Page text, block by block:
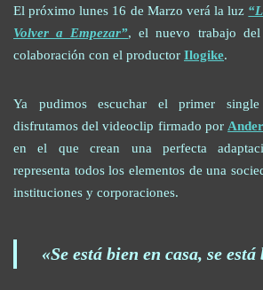
El próximo lunes 16 de Marzo verá la luz
Volver a Empezar”, el nuevo trabajo
colaboración con el productor Ilogike.
Ya pudimos escuchar el primer single
disfrutamos del videoclip firmado por
en el que crean una perfecta
representa todos los elementos de una
instituciones y corporaciones.
«Se está bien en casa, se